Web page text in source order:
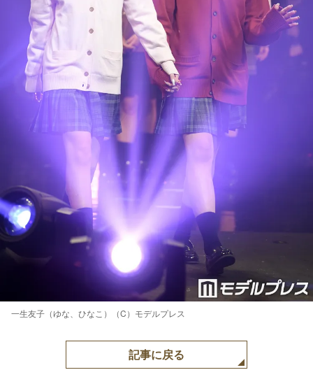
一生友子（ゆな、ひなこ）（C）モデルプレス
記事に戻る